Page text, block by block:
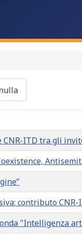
CNR-ITD tra gli
contributo CNR-
"Intelligenza